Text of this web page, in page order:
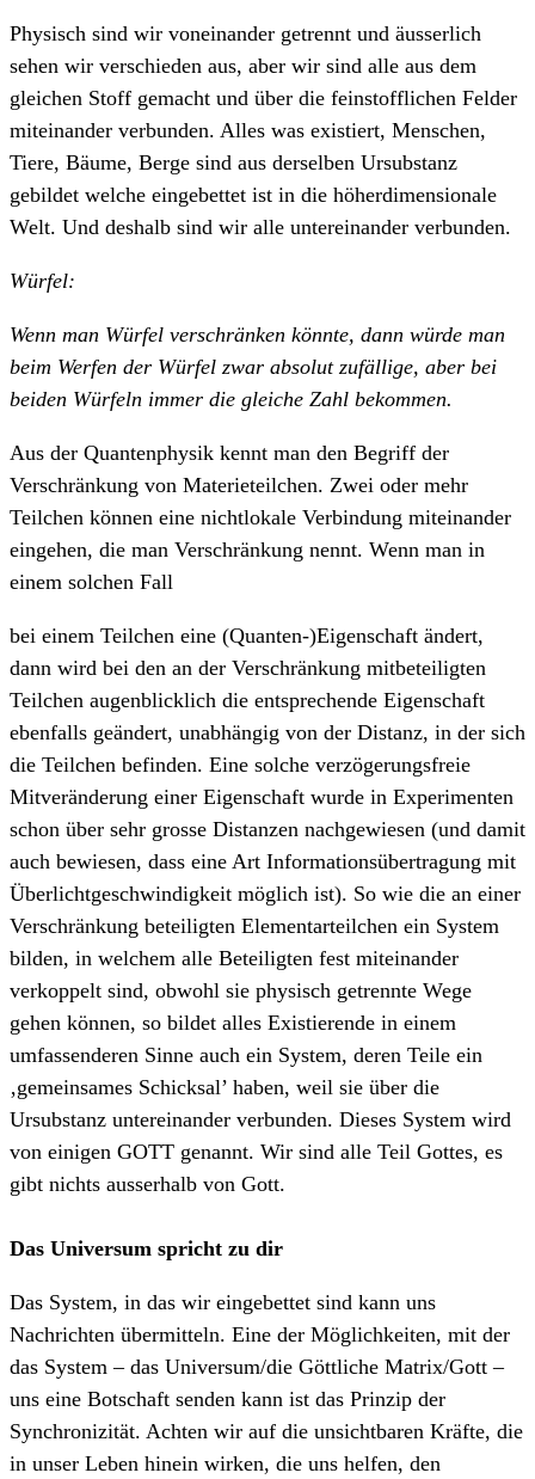
Physisch sind wir voneinander getrennt und äusserlich
sehen wir verschieden aus, aber wir sind alle aus dem
gleichen Stoff gemacht und über die feinstofflichen Felder
miteinander verbunden. Alles was existiert, Menschen,
Tiere, Bäume, Berge sind aus derselben Ursubstanz
gebildet welche eingebettet ist in die höherdimensionale
Welt. Und deshalb sind wir alle untereinander verbunden.
Würfel:
Wenn man Würfel verschränken könnte, dann würde man
beim Werfen der Würfel zwar absolut zufällige, aber bei
beiden Würfeln immer die gleiche Zahl bekommen.
Aus der Quantenphysik kennt man den Begriff der
Verschränkung von Materieteilchen. Zwei oder mehr
Teilchen können eine nichtlokale Verbindung miteinander
eingehen, die man Verschränkung nennt. Wenn man in
einem solchen Fall
bei einem Teilchen eine (Quanten-)Eigenschaft ändert,
dann wird bei den an der Verschränkung mitbeteiligten
Teilchen augenblicklich die entsprechende Eigenschaft
ebenfalls geändert, unabhängig von der Distanz, in der sich
die Teilchen befinden. Eine solche verzögerungsfreie
Mitveränderung einer Eigenschaft wurde in Experimenten
schon über sehr grosse Distanzen nachgewiesen (und damit
auch bewiesen, dass eine Art Informationsübertragung mit
Überlichtgeschwindigkeit möglich ist). So wie die an einer
Verschränkung beteiligten Elementarteilchen ein System
bilden, in welchem alle Beteiligten fest miteinander
verkoppelt sind, obwohl sie physisch getrennte Wege
gehen können, so bildet alles Existierende in einem
umfassenderen Sinne auch ein System, deren Teile ein
‚gemeinsames Schicksal’ haben, weil sie über die
Ursubstanz untereinander verbunden. Dieses System wird
von einigen GOTT genannt. Wir sind alle Teil Gottes, es
gibt nichts ausserhalb von Gott.
Das Universum spricht zu dir
Das System, in das wir eingebettet sind kann uns
Nachrichten übermitteln. Eine der Möglichkeiten, mit der
das System – das Universum/die Göttliche Matrix/Gott –
uns eine Botschaft senden kann ist das Prinzip der
Synchronizität. Achten wir auf die unsichtbaren Kräfte, die
in unser Leben hinein wirken, die uns helfen, den